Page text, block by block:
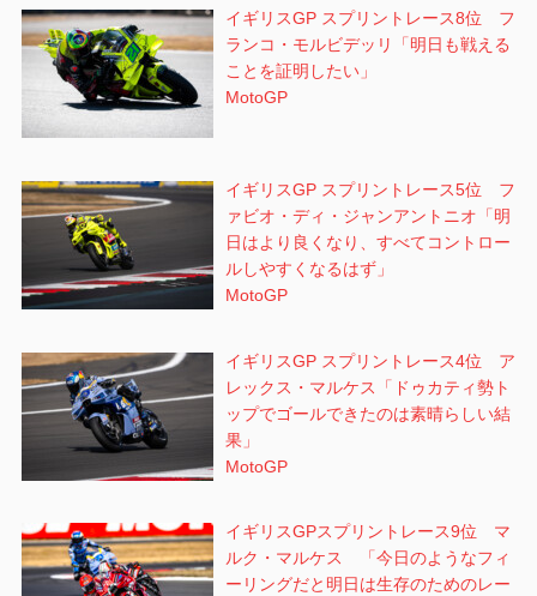
イギリスGP スプリントレース8位 フ
ランコ・モルビデッリ「明日も戦える
ことを証明したい」
MotoGP
イギリスGP スプリントレース5位 フ
ァビオ・ディ・ジャンアントニオ「明
日はより良くなり、すべてコントロー
ルしやすくなるはず」
MotoGP
イギリスGP スプリントレース4位 ア
レックス・マルケス「ドゥカティ勢ト
ップでゴールできたのは素晴らしい結
果」
MotoGP
イギリスGPスプリントレース9位 マ
ルク・マルケス 「今日のようなフィ
ーリングだと明日は生存のためのレー